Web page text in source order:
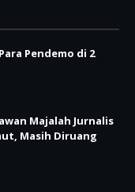
Pendemo di 2
Majalah Jurnalis
Masih Diruang